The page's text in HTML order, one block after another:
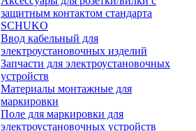
защитным контактом стандарта
SCHUKO
Ввод кабельный для
электроустановочных изделий
Запчасти для электроустановочных
устройств
Материалы монтажные для
маркировки
Поле для маркировки для
электроустановочных устройств